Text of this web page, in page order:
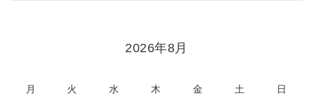
2026年8月
月 火 水 木 金 土 日